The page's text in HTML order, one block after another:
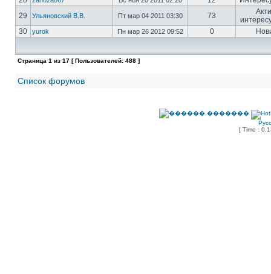
29
Ульяновский В.В. Пт мар 04 2011 03:30 73
30
yurok Пн мар 26 2012 09:52 0
Страница 1 из 17 [ Пользователей: 488 ]
Список форумов
[ Time :